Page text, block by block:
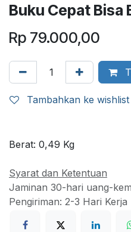
Buku Cepat Bisa
Rp 79.000,00
Tambahkan ke wishlist
Berat: 0,49 Kg
Syarat dan Ketentuan
Jaminan 30-hari uang-
Pengiriman: 2-3 Hari Kerja